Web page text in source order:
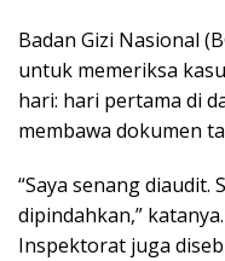
Badan Gizi Nasional
untuk memeriksa
hari: hari pertama di
membawa dokumen
“Saya senang diaudit.
dipindahkan,” katanya.
Inspektorat juga